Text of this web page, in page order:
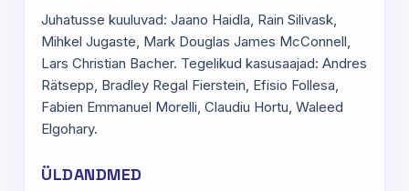
Juhatusse kuuluvad: Jaano Haidla, Rain Silivask,
Mihkel Jugaste, Mark Douglas James McConnell,
Lars Christian Bacher. Tegelikud kasusaajad: Andres
Rätsepp, Bradley Regal Fierstein, Efisio Follesa,
Fabien Emmanuel Morelli, Claudiu Hortu, Waleed
Elgohary.
ÜLDANDMED